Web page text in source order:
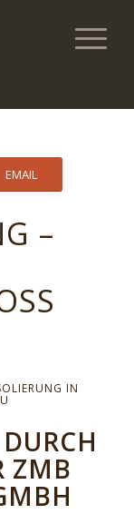
EMAIL
–
G
IN
ZMB